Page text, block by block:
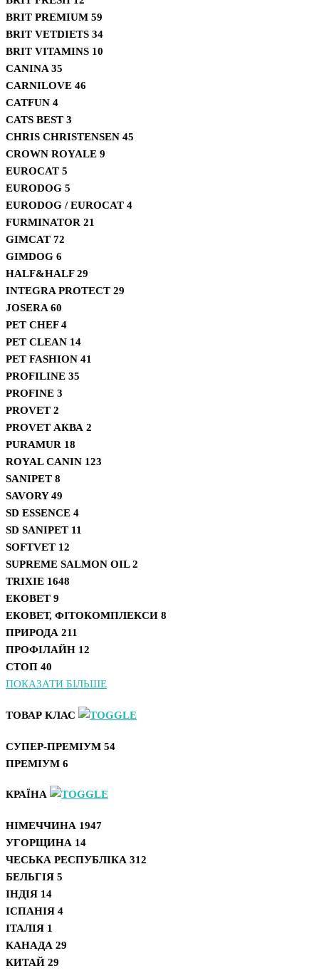
BRIT PREMIUM 59
BRIT VETDIETS 34
BRIT VITAMINS 10
CANINA 35
CARNILOVE 46
CATFUN 4
CATS BEST 3
CHRIS CHRISTENSEN 45
CROWN ROYALE 9
EUROCAT 5
EURODOG 5
EURODOG / EUROCAT 4
FURMINATOR 21
GIMCAT 72
GIMDOG 6
HALF&HALF29
INTEGRA PROTECT 29
JOSERA 60
PET CHEF4
PET CLEAN 14
PET FASHION 41
PROFILINE 35
PROFINE 3
PROVET 2
PROVET АКВА 2
PURAMUR 18
ROYAL CANIN 123
SANIPET 8
SAVORY49
SD ESSENCE 4
SD SANIPET 11
SOFTVET 12
SUPREME SALMON OIL2
TRIXIE 1648
ЕКОВЕТ 9
ЕКОВЕТ, ФІТОКОМПЛЕКСИ 8
ПРИРОДА 211
ПРОФІЛАЙН 12
СТОП 40
ПОКАЗАТИ БІЛЬШЕ
ТОВАР КЛАС
СУПЕР-ПРЕМІУМ 54
ПРЕМІУМ 6
КРАЇНА
НІМЕЧЧИНА 1947
УГОРЩИНА 14
ЧЕСЬКА РЕСПУБЛІКА 312
БЕЛЬГІЯ 5
ІНДІЯ 14
ІСПАНІЯ 4
ІТАЛІЯ 1
КАНАДА 29
КИТАЙ 29